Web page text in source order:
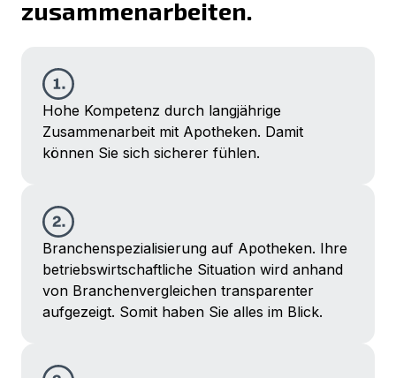
zusammenarbeiten.
Hohe Kompetenz durch langjährige
Zusammenarbeit mit Apotheken. Damit
können Sie sich sicherer fühlen.
Branchenspezialisierung auf Apotheken. Ihre
betriebs­wirtschaftliche Situation wird anhand
von Branchenvergleichen transparenter
aufgezeigt. Somit haben Sie alles im Blick.